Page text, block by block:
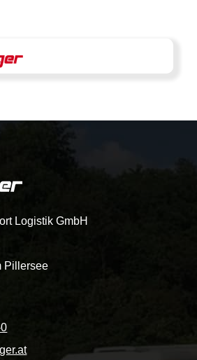
Logistik GmbH
Pillersee